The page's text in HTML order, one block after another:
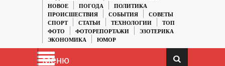
НОВОЕ
ПОГОДА
ПОЛИТИКА
ПРОИСШЕСТВИЯ
СОБЫТИЯ
СОВЕТЫ
СПОРТ
СТАТЬИ ТЕХНОЛОГИИ
ТОП
ФОТО
ФОТОРЕПОРТАЖИ
ЭЗОТЕРИКА
ЭКОНОМИКА
ЮМОР
Меню